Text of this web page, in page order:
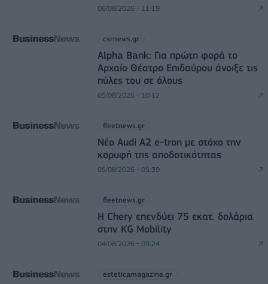
06/08/2026 - 11:19
csrnews.gr
Alpha Bank: Για πρώτη φορά το
Αρχαίο Θέατρο Επιδαύρου άνοιξε τις
πύλες του σε όλους
05/08/2026 - 10:12
fleetnews.gr
Νέο Audi A2 e-tron με στόχο την
κορυφή της αποδοτικότητας
05/08/2026 - 05:39
fleetnews.gr
Η Chery επενδύει 75 εκατ. δολάρια
στην KG Mobility
04/08/2026 - 09:24
esteticamagazine.gr